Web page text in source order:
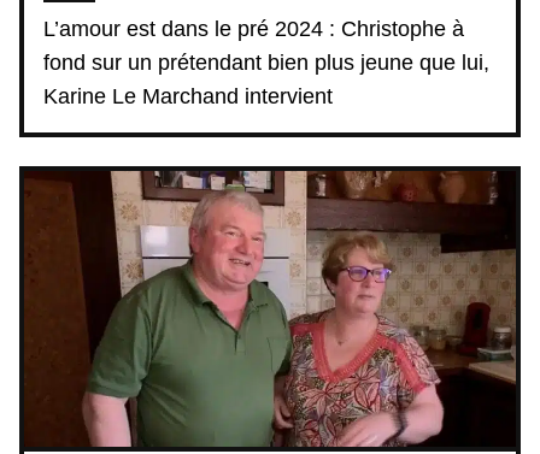
L’amour est dans le pré 2024 : Christophe à
fond sur un prétendant bien plus jeune que lui,
Karine Le Marchand intervient